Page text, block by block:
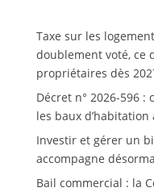
Taxe sur les
doublement voté, ce
propriétaires dès
Décret n° 2026-596
les baux
Investir et gérer un
accompagne
Bail commercial : la